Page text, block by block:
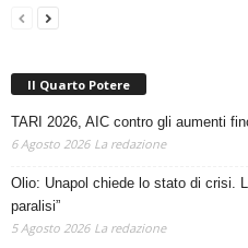
Il Quarto Potere
TARI 2026, AIC contro gli aumenti
6 Agosto 2026 La redazione
Olio: Unapol chiede lo stato di crisi.
paralisi”
5 Agosto 2026 La redazione